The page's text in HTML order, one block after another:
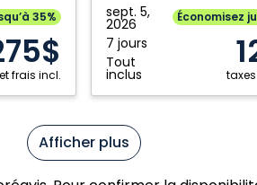
35%
frais incl.
sept. 5,
2026
7 jours
Tout
inclus
Économisez
Santo
Domingo,
République
dominicaine
Afficher plus